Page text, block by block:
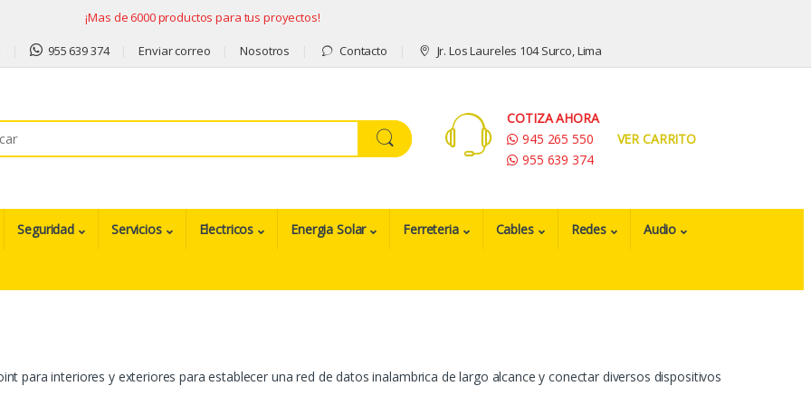
¡Mas de 6000 productos para tus proyectos!
955 639 374 Enviar correo Nosotros Contacto Jr. Los Laureles 104 Surco, Lima
COTIZA AHORA
945 265 550
955 639 374
VER CARRITO
Seguridad Servicios Electricos Energia Solar Ferreteria Cables Redes Audio
para interiores y exteriores para establecer una red de datos inalambrica de largo alcance y conectar diversos dispositivos